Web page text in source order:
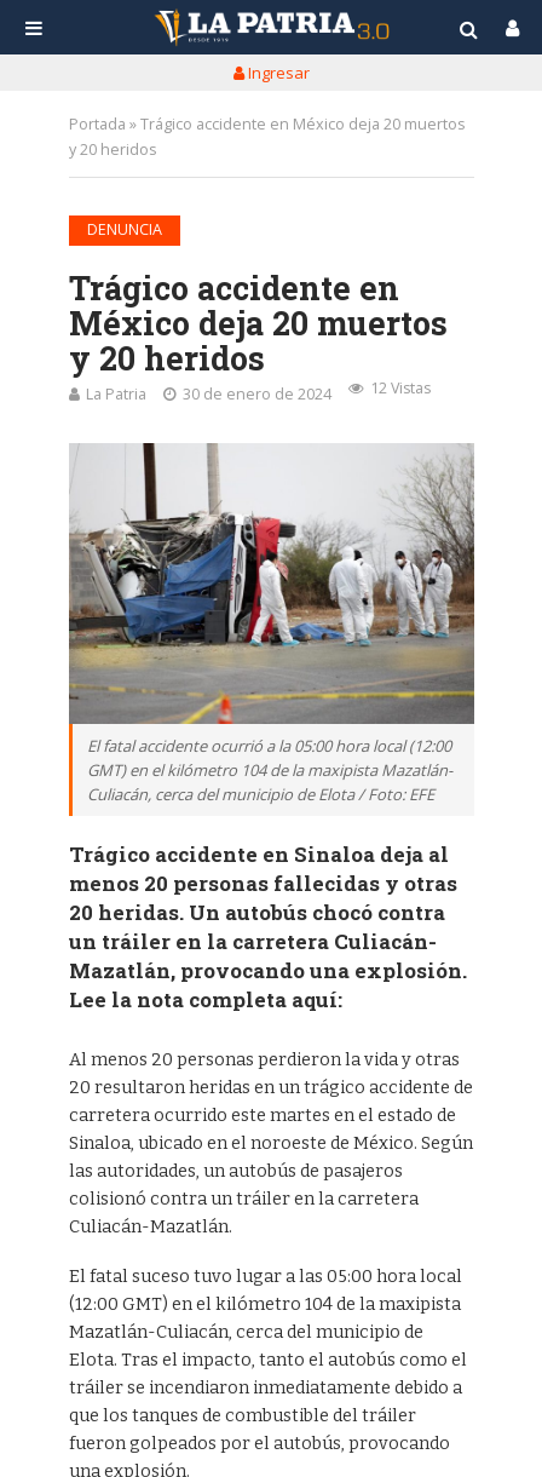
Ingresar
Portada »Trágico accidente en México deja 20 muertos
y 20 heridos
DENUNCIA
Trágico accidente en
México deja 20 muertos
y 20 heridos
La Patria 30 de enero de 2024 12 Vistas
El fatal accidente ocurrió a la 05:00 hora local (12:00
GMT) en el kilómetro 104 de la maxipista Mazatlán-
Culiacán, cerca del municipio de Elota / Foto: EFE
Trágico accidente en Sinaloa deja al
menos 20 personas fallecidas y otras
20 heridas. Un autobús chocó contra
un tráiler en la carretera Culiacán-
Mazatlán, provocando una explosión.
Lee la nota completa aquí:
Al menos 20 personas perdieron la vida y otras
20 resultaron heridas en un trágico accidente de
carretera ocurrido este martes en el estado de
Sinaloa, ubicado en el noroeste de México. Según
las autoridades, un autobús de pasajeros
colisionó contra un tráiler en la carretera
Culiacán-Mazatlán.
El fatal suceso tuvo lugar a las 05:00 hora local
(12:00 GMT) en el kilómetro 104 de la maxipista
Mazatlán-Culiacán, cerca del municipio de
Elota. Tras el impacto, tanto el autobús como el
tráiler se incendiaron inmediatamente debido a
que los tanques de combustible del tráiler
fueron golpeados por el autobús, provocando
una explosión.